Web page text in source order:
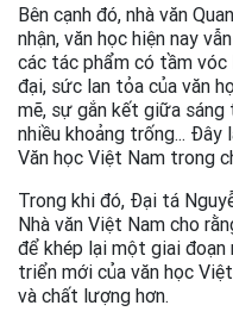
Bên cạnh đó, nhà văn
nhận, văn học hiện nay
các tác phẩm có tầm
đại, sức lan tỏa của văn
mẽ, sự gắn kết giữa
nhiều khoảng trống...
Văn học Việt Nam trong
Trong khi đó, Đại tá
Nhà văn Việt Nam cho
để khép lại một giai
triển mới của văn học
và chất lượng hơn.